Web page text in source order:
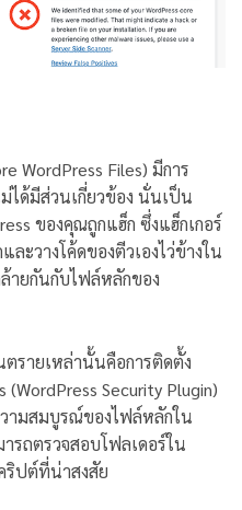
WordPress Files) มีการ
ด้มีส่วนเกี่ยวข้อง นั่นเป็น
ของคุณถูกแฮ็ก ซึ่งแฮ็กเกอร์
ะวางโค้ดของตีวเองไว่ข้างใน
ายกันกับไฟล์หลักของ
รายเหล่านั้นคือการติดตั้ง
Security Plugin)
ามสมบูรณ์ของไฟล์หลักใน
รถตรวจสอบโฟลเดอร์ใน
ริปต์ที่น่าสงสัย